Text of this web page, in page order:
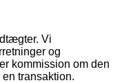
Vi
og
kommission om den
transaktion.